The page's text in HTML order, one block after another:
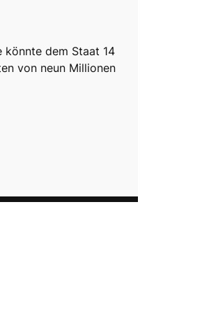
dem Staat 14
von neun Millionen